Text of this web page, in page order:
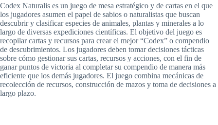
Codex Naturalis es un juego de mesa estratégico y de cartas en el que
los jugadores asumen el papel de sabios o naturalistas que buscan
descubrir y clasificar especies de animales, plantas y minerales a lo
largo de diversas expediciones científicas. El objetivo del juego es
recopilar cartas y recursos para crear el mejor “Codex” o compendio
de descubrimientos. Los jugadores deben tomar decisiones tácticas
sobre cómo gestionar sus cartas, recursos y acciones, con el fin de
ganar puntos de victoria al completar su compendio de manera más
eficiente que los demás jugadores. El juego combina mecánicas de
recolección de recursos, construcción de mazos y toma de decisiones a
largo plazo.